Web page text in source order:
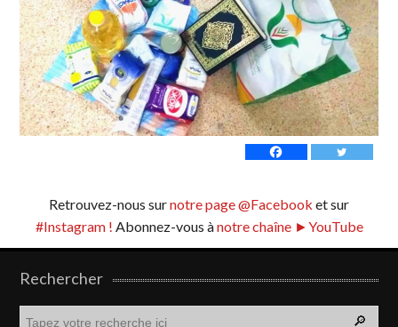
Retrouvez-nous surnotre page @Facebook et sur
#Instagram ! Abonnez-vous ànotre chaîne ►YouTube
Rechercher